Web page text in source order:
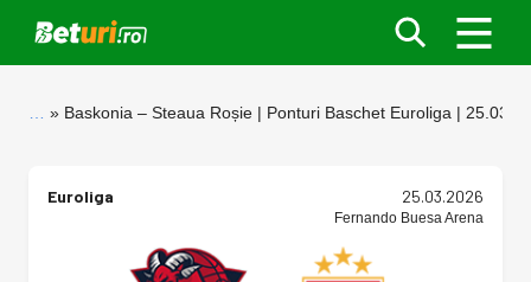
Baskonia – Steaua Roșie | Ponturi Baschet Euroliga |
Euroliga 25.03.2026
Fernando Buesa Arena